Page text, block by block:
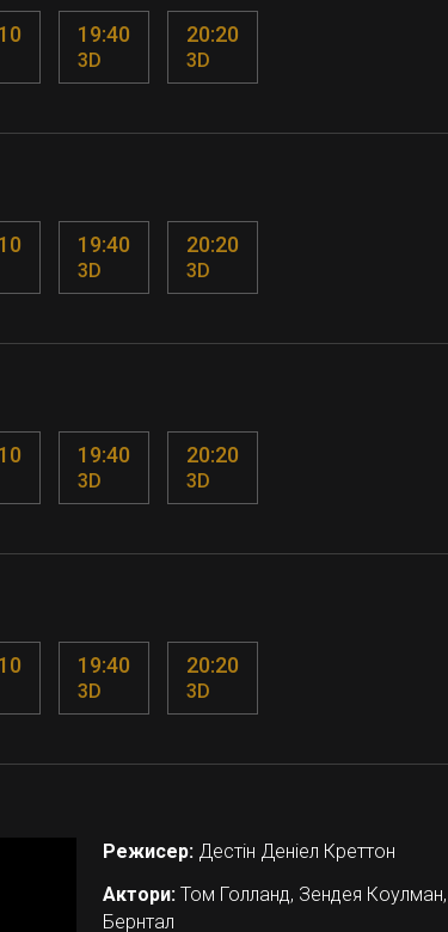
19:40
3D
20:20
3D
19:40
3D
20:20
3D
19:40
3D
20:20
3D
19:40
3D
20:20
3D
Режисер: Дестін Деніел Креттон
Актори: Том Голланд, Зендея
Бернтал